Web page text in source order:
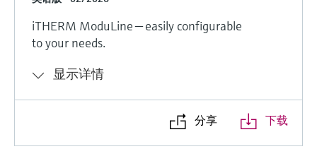
iTHERM ModuLine — easily configurable
to your needs.
显示详情
分享 下载